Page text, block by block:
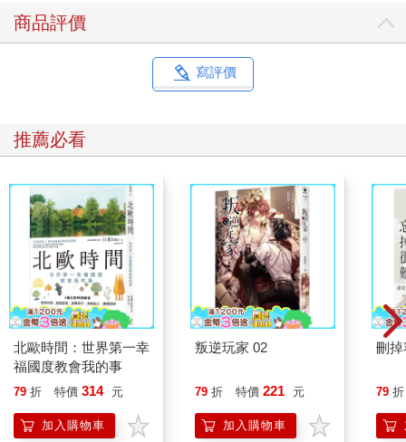
商品評價
寫評價
推薦必看
北歐時間：世界第一幸
福國度教會我的事
79 折 特價 314 元
加入購物車
叛逆玩家 02
79 折 特價 221 元
加入購物車
刪
79 折